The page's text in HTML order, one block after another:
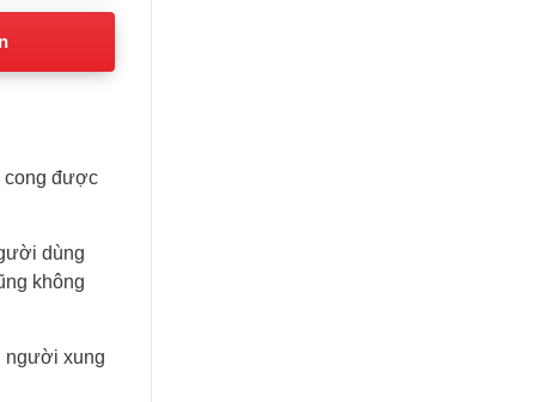
cong được
dùng
không
người xung